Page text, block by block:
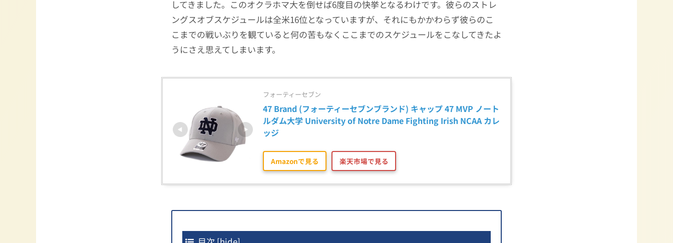
してきました。このオクラホマ大を倒せば6度目の快挙となるわけです。彼らのストレ
ングスオブスケジュールは全米16位となっていますが、それにもかかわらず彼らのこ
こまでの戦いぶりを観ていると何の苦もなくここまでのスケジュールをこなしてきたよ
うにさえ思えてしまいます。
フォーティーセブン
47 Brand (フォーティーセブンブランド) キャップ 47 MVP ノート
ルダム大学 University of Notre Dame Fighting Irish NCAA カレ
ッジ
Amazonで見る 楽天市場で見る